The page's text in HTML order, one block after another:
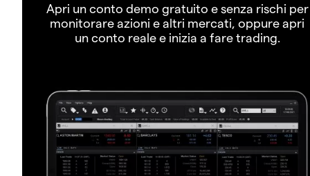
Apri un conto demo gratuito e senza rischi per
monitorare azioni e altri mercati, oppure apri
un conto reale e inizia a fare trading.